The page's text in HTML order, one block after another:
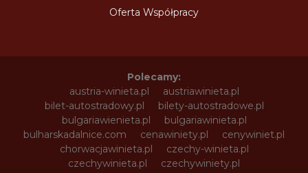
Oferta Współpracy
Polecamy:
austria-winieta.pl
austriawinieta.pl
bilet-autostradowy.pl
bilety-autostradowe.pl
bulgariawienieta.pl
bulgariawinieta.pl
bulharskadalnice.com
cenawiniety.pl
cenywiniet.pl
chorwacjawinieta.pl
czechy-winieta.pl
czechywinieta.pl
czechywiniety.pl